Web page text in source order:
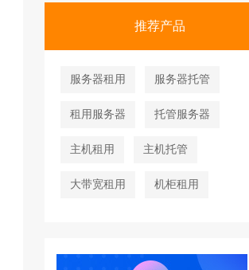
推荐产品
服务器租用 服务器托管
租用服务器 托管服务器
主机租用 主机托管
大带宽租用 机柜租用